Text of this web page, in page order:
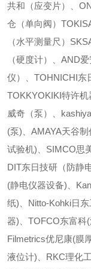
共和（应变片）、
仓（单向阀）
（水平测量尺）
（硬度计）、AND
仪）、TOHNICHI东
TOKKYOKIKI特许
威奇（泵）、
(泵)、AMAYA天谷
试验机)、SIMCO思
DIT东日技研（防静
(静电仪器设备)、
纸)、Nitto-Kohki日
器)、TOFCO东富科
Filmetrics优尼康(膜
液位计)、RKC理化